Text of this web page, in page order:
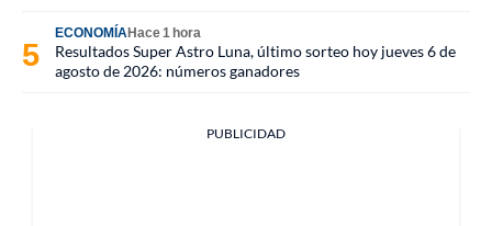
ECONOMÍAHace 1 hora
Resultados Super Astro Luna, último sorteo hoy jueves 6 de
agosto de 2026: números ganadores
PUBLICIDAD